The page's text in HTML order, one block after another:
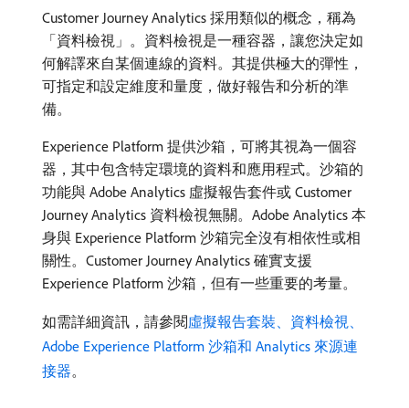
Customer Journey Analytics 採用類似的概念，稱為
「資料檢視」。資料檢視是一種容器，讓您決定如
何解譯來自某個連線的資料。其提供極大的彈性，
可指定和設定維度和量度，做好報告和分析的準
備。
Experience Platform 提供沙箱，可將其視為一個容
器，其中包含特定環境的資料和應用程式。沙箱的
功能與 Adobe Analytics 虛擬報告套件或 Customer
Journey Analytics 資料檢視無關。Adobe Analytics 本
身與 Experience Platform 沙箱完全沒有相依性或相
關性。Customer Journey Analytics 確實支援
Experience Platform 沙箱，但有一些重要的考量。
如需詳細資訊，請參閱虛擬報告套裝、資料檢視、
Adobe Experience Platform 沙箱和 Analytics 來源連
接器。